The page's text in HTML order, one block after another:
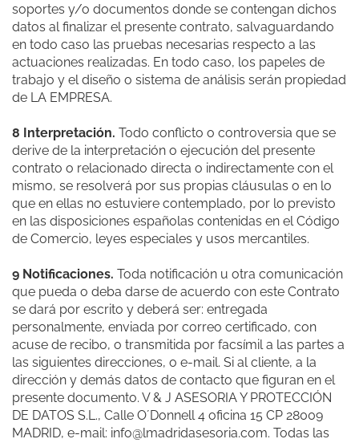
soportes y/o documentos donde se contengan dichos
datos al finalizar el presente contrato, salvaguardando
en todo caso las pruebas necesarias respecto a las
actuaciones realizadas. En todo caso, los papeles de
trabajo y el diseño o sistema de análisis serán propiedad
de LA EMPRESA.
8 Interpretación. Todo conflicto o controversia que se
derive de la interpretación o ejecución del presente
contrato o relacionado directa o indirectamente con el
mismo, se resolverá por sus propias cláusulas o en lo
que en ellas no estuviere contemplado, por lo previsto
en las disposiciones españolas contenidas en el Código
de Comercio, leyes especiales y usos mercantiles.
9 Notificaciones. Toda notificación u otra comunicación
que pueda o deba darse de acuerdo con este Contrato
se dará por escrito y deberá ser: entregada
personalmente, enviada por correo certificado, con
acuse de recibo, o transmitida por facsímil a las partes a
las siguientes direcciones, o e-mail. Si al cliente, a la
dirección y demás datos de contacto que figuran en el
presente documento. V & J ASESORIA Y PROTECCIÓN
DE DATOS S.L., Calle O´Donnell 4 oficina 15 CP 28009
MADRID, e-mail: info@lmadridasesoria.com. Todas las